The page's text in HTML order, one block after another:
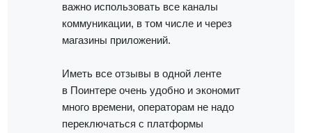
важно использовать все каналы
коммуникации, в том числе и через
магазины приложений.
Иметь все отзывы в одной ленте
в Поинтере очень удобно и экономит
много времени, операторам не надо
переключаться с платформы
Работа с данными
Заполнение данных